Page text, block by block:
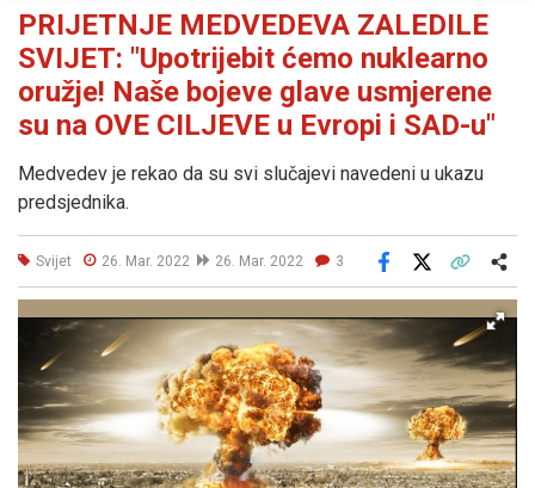
PRIJETNJE MEDVEDEVA ZALEDILE
SVIJET: "Upotrijebit ćemo nuklearno
oružje! Naše bojeve glave usmjerene
su na OVE CILJEVE u Evropi i SAD-u"
Medvedev je rekao da su svi slučajevi navedeni u ukazu
predsjednika.
Svijet 26. Mar. 2022 26. Mar. 2022 3
Facebook